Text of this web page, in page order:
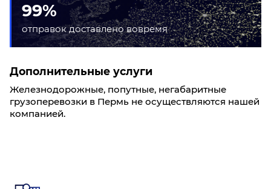
99%
отправок доставлено вовремя
Дополнительные услуги
Железнодорожные, попутные, негабаритные
грузоперевозки в Пермь не осуществляются нашей
компанией.